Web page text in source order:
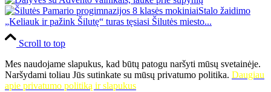
Stalo žaidimo
„Keliauk ir pažink Šilutę“ turas tęsiasi Šilutės miesto...
Scroll to top
Mes naudojame slapukus, kad būtų patogu naršyti mūsų svetainėje.
Naršydami toliau Jūs sutinkate su mūsų privatumo politika. Daugiau
apie privatumo politiką ir slapukus